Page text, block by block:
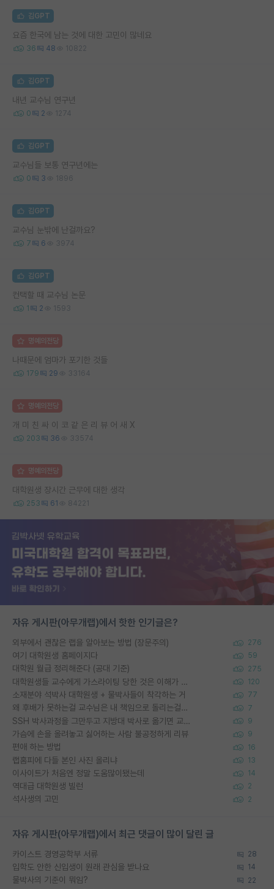
김GPT
요즘 한국에 남는 것에 대한 고민이 많네요
36 48 10822
김GPT
내년 교수님 연구년
0 2 1274
김GPT
교수님들 보통 연구년에는
0 3 1896
김GPT
교수님 눈밖에 난걸까요?
7 6 3974
김GPT
컨택할 때 교수님 논문
1 2 1593
명예의전당
나때문에 엄마가 포기한 것들
179 29 33164
명예의전당
개 미 친 싸 이 코 같 은 리 뷰 어 새 X
203 36 33574
명예의전당
대학원생 장시간 근무에 대한 생각
253 61 84221
자유 게시판(아무개랩)에서 핫한 인기글은?
외부에서 괜찮은 랩을 알아보는 방법 (장문주의) 276
여기 대학원생 홈페이지다 59
대학원 월급 정리해준다 (공대 기준) 275
대학원생들 교수에게 가스라이팅 당한 것은 이해가 갑니다. 안타깝네요. 120
소재분야 석박사 대학원생 + 물박사들이 착각하는 거 77
왜 후배가 못하는걸 교수님은 내 책임으로 돌리는걸까요? 7
SSH 박사과정을 그만두고 지방대 박사로 옮기면 교수의 꿈은 끝일까요? 9
가슴에 손을 올려놓고 싫어하는 사람 불공정하게 리뷰 9
편애 하는 방법 16
랩홈피에 다들 본인 사진 올리냐 13
이사이트가 처음엔 정말 도움많이됐는데 14
역대급 대학원생 빌런 2
석사생의 고민 2
자유 게시판(아무개랩)에서 최근 댓글이 많이 달린 글
카이스트 경영공학부 서류 28
입학도 안한 신입생이 원래 관심을 받나요 14
물박사의 기준이 뭐임? 22